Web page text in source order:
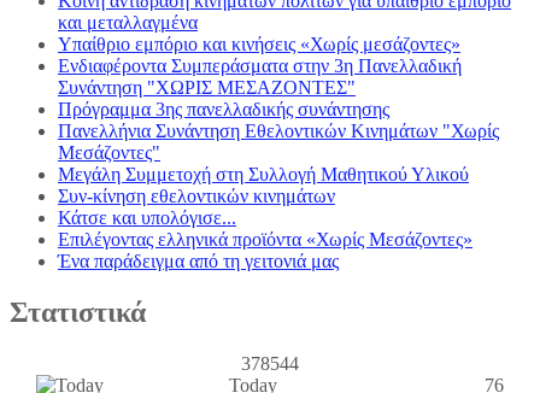
και μεταλλαγμένα
Υπαίθριο εμπόριο και κινήσεις «Χωρίς μεσάζοντες»
Ενδιαφέροντα Συμπεράσματα στην 3η Πανελλαδική
Συνάντηση "ΧΩΡΙΣ ΜΕΣΑΖΟΝΤΕΣ"
Πρόγραμμα 3ης πανελλαδικής συνάντησης
Πανελλήνια Συνάντηση Εθελοντικών Κινημάτων "Χωρίς
Μεσάζοντες"
Μεγάλη Συμμετοχή στη Συλλογή Μαθητικού Υλικού
Συν-κίνηση εθελοντικών κινημάτων
Κάτσε και υπολόγισε...
Επιλέγοντας ελληνικά προϊόντα «Χωρίς Μεσάζοντες»
Ένα παράδειγμα από τη γειτονιά μας
Στατιστικά
378544
Today
76